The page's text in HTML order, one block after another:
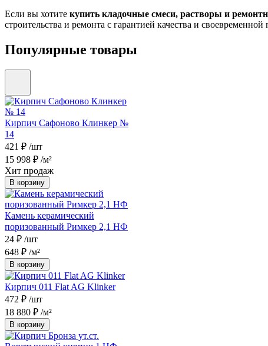
Если вы хотите купить кладочные смеси, растворы и
строительства и ремонта с гарантией качества и своевременной
Популярные товары
Кирпич Сафоново Клинкер №
14
421 ₽ /шт
15 998 ₽ /м²
Хит продаж
В корзину
Камень керамический
поризованный Римкер 2,1 НФ
24 ₽ /шт
648 ₽ /м²
В корзину
Кирпич 011 Flat AG Klinker
472 ₽ /шт
18 880 ₽ /м²
В корзину